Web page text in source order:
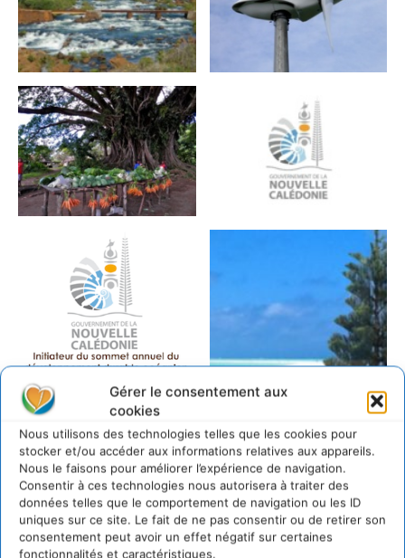
Gérer le consentement aux
cookies
Nous utilisons des technologies telles que les cookies pour
stocker et/ou accéder aux informations relatives aux appareils.
Nous le faisons pour améliorer l’expérience de navigation.
Consentir à ces technologies nous autorisera à traiter des
données telles que le comportement de navigation ou les ID
uniques sur ce site. Le fait de ne pas consentir ou de retirer son
consentement peut avoir un effet négatif sur certaines
fonctionnalités et caractéristiques.